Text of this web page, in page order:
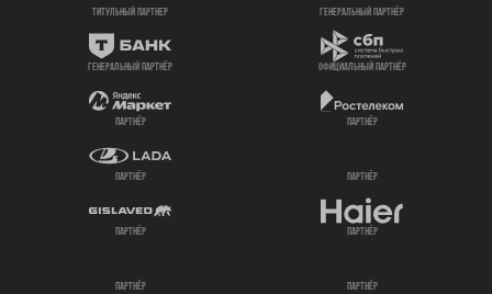
титульный партнер генеральный партнёр
генеральный партнёр официальный партнёр
партнёр партнёр
партнёр партнёр
партнёр партнёр
партнёр партнёр